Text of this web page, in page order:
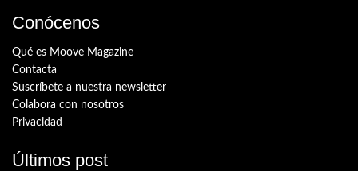
Conócenos
Qué es Moove Magazine
Contacta
Suscríbete a nuestra newsletter
Colabora con nosotros
Privacidad
Últimos post